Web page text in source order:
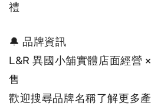
禮
🔔 品牌資訊
L&R 異國小舖實體店面經營
售
歡迎搜尋品牌名稱了解更多